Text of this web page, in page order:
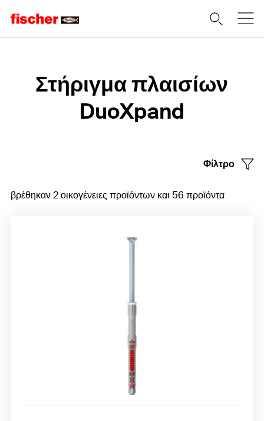
Στήριγμα πλαισίων
DuoXpand
Φίλτρο
βρέθηκαν 2 οικογένειες προϊόντων και 56 προϊόντα